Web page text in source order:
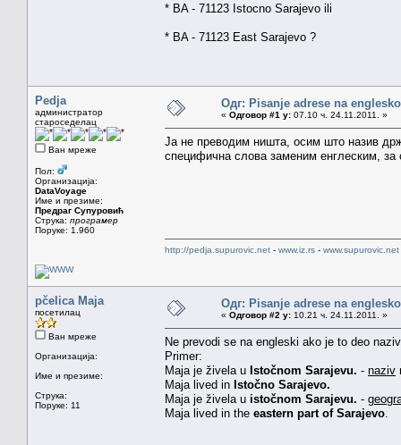
* BA - 71123 Istocno Sarajevo ili
* BA - 71123 East Sarajevo ?
Pedja
администратор
староседелац
Ван мреже
Пол:
Организација:
DataVoyage
Име и презиме:
Предраг Супуровић
Струка: програмер
Поруке: 1.960
Одг: Pisanje adrese na
« Одговор #1 у: 07.10 ч. 24.11.2011. »
Ја не преводим ништа, осим што назив
специфична слова заменим енглеским,
http://pedja.supurovic.net - www.iz.rs - www.supurovic.net
pčelica Maja
посетилац
Ван мреже
Организација:
Име и презиме:
Струка:
Поруке: 11
Одг: Pisanje adrese na
« Одговор #2 у: 10.21 ч. 24.11.2011. »
Ne prevodi se na engleski ako je to deo
Primer:
Maja je živela u Istočnom Sarajevu. - naziv
Maja lived in Istočno Sarajevo.
Maja je živela u istočnom Sarajevu. -
Maja lived in the eastern part of Sarajevo